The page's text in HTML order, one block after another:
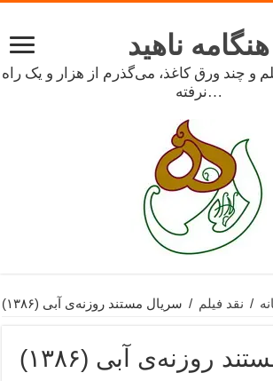
هنگامه ناهید
و چند ورق کاغذ، می‌گذرم از هزار و یک راه
نرفته…
/ نقد فیلم / سریال مستند روزنه‌ی آبی (۱۳۸۶)
روزنه‌ی آبی (۱۳۸۶)